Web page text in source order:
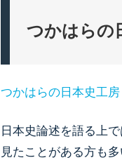
つかはらの
つかはらの日本史工房
日本史論述を語る上
見たことがある方も